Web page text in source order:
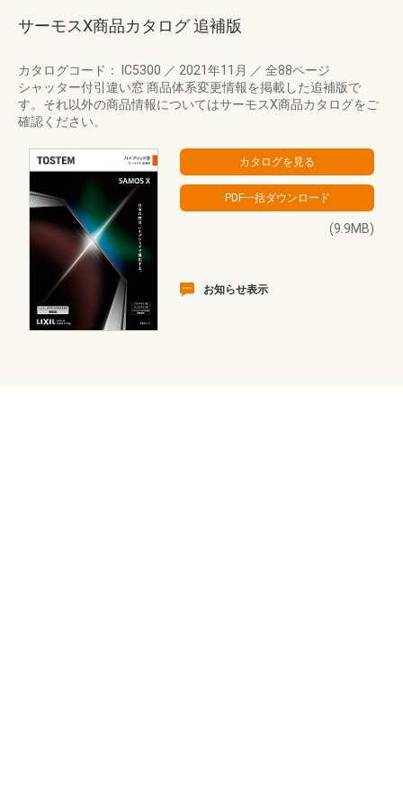
サーモスX商品カタログ 追補版
カタログコード： IC5300 ／ 2021年11月 ／ 全88ページ
シャッター付引違い窓 商品体系変更情報を掲載した追補版で
す。それ以外の商品情報についてはサーモスX商品カタログをご
確認ください。
(9.9MB)
お知らせ表示